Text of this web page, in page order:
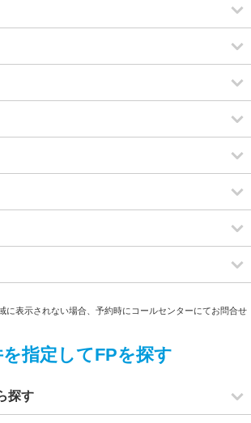
に表示されない場合、予約時にコールセンターにてお問合せ
指定してFPを探す
探す